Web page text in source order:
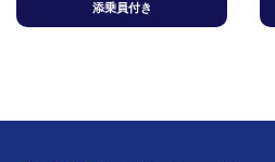
添乗員付き